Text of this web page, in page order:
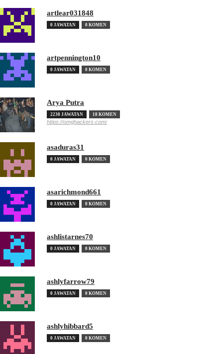
artlear031848
0 JAWATAN 0 KOMEN
artpennington10
0 JAWATAN 0 KOMEN
Arya Putra
2230 JAWATAN 18 KOMEN
https://omghackers.com/
asaduras31
0 JAWATAN 0 KOMEN
asarichmond661
0 JAWATAN 0 KOMEN
ashlistarnes70
0 JAWATAN 0 KOMEN
ashlyfarrow79
0 JAWATAN 0 KOMEN
ashlyhibbard5
0 JAWATAN 0 KOMEN